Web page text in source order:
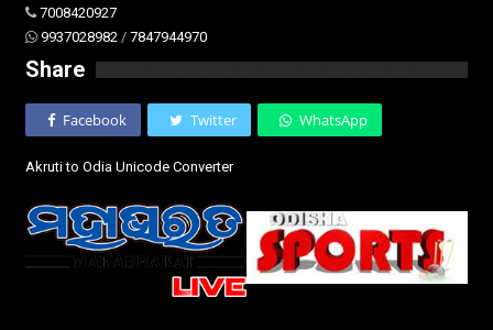
7008420927
9937028982 / 7847944970
Share
Facebook Twitter WhatsApp
Akruti to Odia Unicode Converter